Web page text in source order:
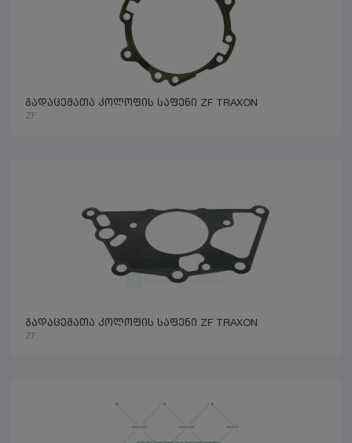
გადაცემათა კოლოფის საფენი ZF TRAXON
ZF
გადაცემათა კოლოფის საფენი ZF TRAXON
ZF